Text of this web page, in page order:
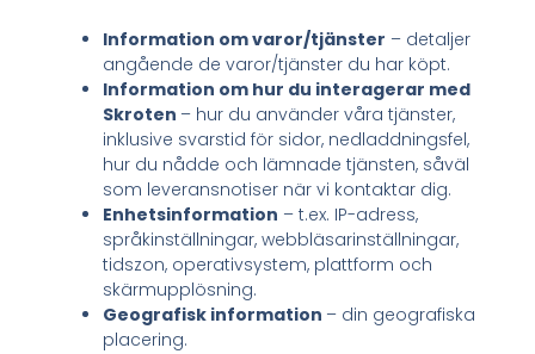
Information om varor/tjänster – detaljer
angående de varor/tjänster du har köpt.
Information om hur du interagerar med
Skroten – hur du använder våra tjänster,
inklusive svarstid för sidor, nedladdningsfel,
hur du nådde och lämnade tjänsten, såväl
som leveransnotiser när vi kontaktar dig.
Enhetsinformation – t.ex. IP-adress,
språkinställningar, webbläsarinställningar,
tidszon, operativsystem, plattform och
skärmupplösning.
Geografisk information – din geografiska
placering.